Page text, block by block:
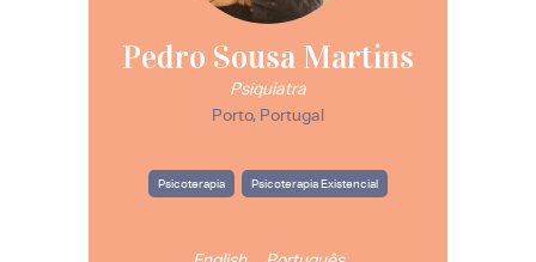
Pedro Sousa Martins
Psiquiatra
Porto, Portugal
Psicoterapia Psicoterapia Existencial